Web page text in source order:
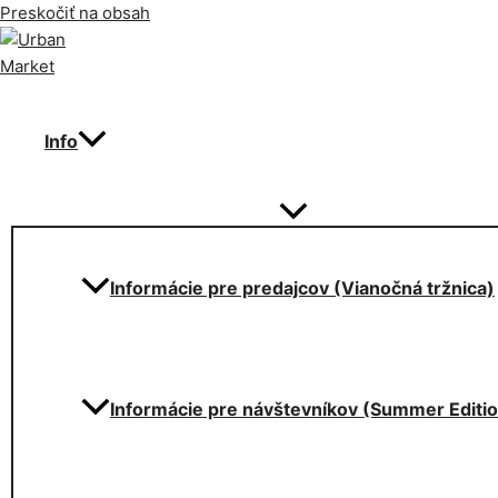
Preskočiť na obsah
Info
Informácie pre predajcov (Vianočná tržnica)
Informácie pre návštevníkov (Summer